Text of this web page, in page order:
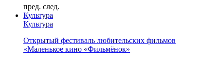
пред. след.
Культура
Культура
Открытый фестиваль любительских фильмов
«Маленькое кино «Фильмёнок»